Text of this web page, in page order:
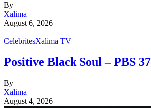
By
Xalima
August 6, 2026
CelebritesXalima TV
Positive Black Soul – PBS 37
By
Xalima
August 4, 2026